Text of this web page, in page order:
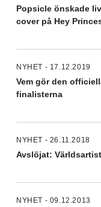
Popsicle önskade
cover på Hey
NYHET - 17.12.2019
Vem gör den
finalisterna
NYHET - 26.11.2018
Avslöjat:
NYHET - 09.12.2013